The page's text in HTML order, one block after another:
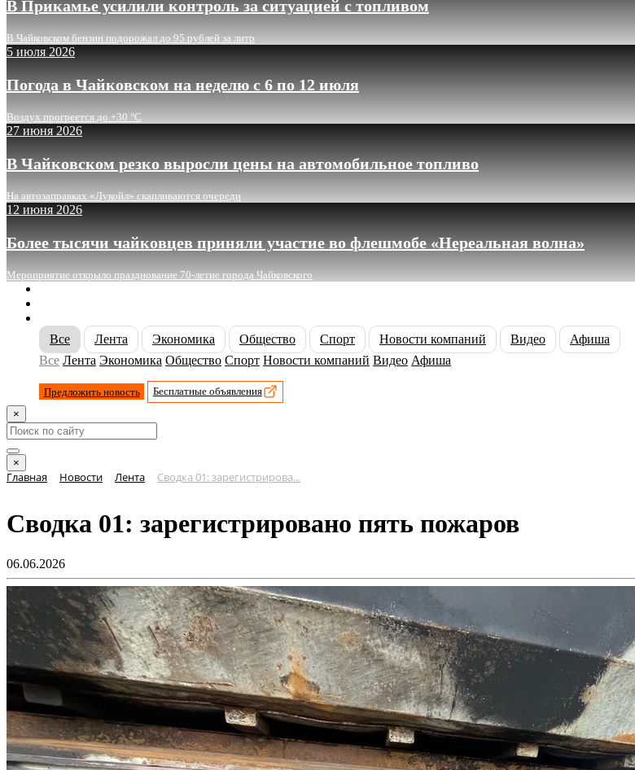
В Прикамье усилили контроль за ситуацией с топливом
В Чайковском бензин подорожал до 95 рублей за литр
5 июля 2026
Погода в Чайковском на неделю с 6 по 12 июля
Воздух прогреется до +30 °C
27 июня 2026
В Чайковском резко выросли цены на автомобильное топливо
На автозаправках «Лукойл» скапливаются очереди
12 июня 2026
Более тысячи чайковцев приняли участие во флешмобе «Нереальная волна»
Мероприятие открыло празднование 70-летие города Чайковского
Все
Лента Экономика Общество Спорт Новости компаний Видео
Афиша
Все Лента Экономика Общество Спорт Новости компаний Видео Афиша
Предложить новость
Бесплатные объявления
×
×
Главная Новости Лента Сводка 01: зарегистрирова...
Сводка 01: зарегистрировано пять пожаров
06.06.2026